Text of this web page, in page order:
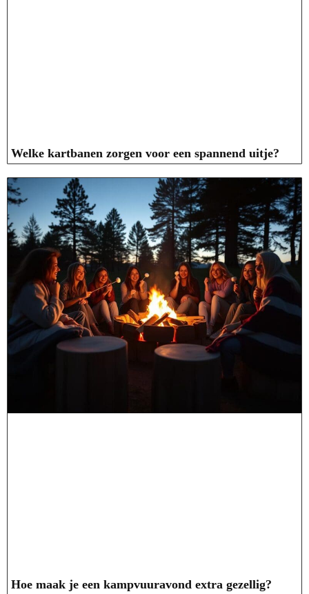
Welke kartbanen zorgen voor een spannend uitje?
Hoe maak je een kampvuuravond extra gezellig?